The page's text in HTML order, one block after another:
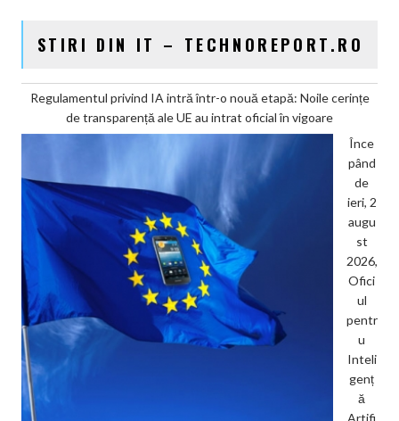
STIRI DIN IT – TECHNOREPORT.RO
Regulamentul privind IA intră într-o nouă etapă: Noile cerințe
de transparență ale UE au intrat oficial în vigoare
Înce
pând
de
ieri, 2
augu
st
2026,
Ofici
ul
pentr
u
Inteli
genț
ă
Artifi